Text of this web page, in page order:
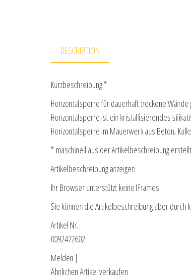
DESCRIPTION
Kurzbeschreibung *
Horizontalsperre für dauerhaft trockene
Horizontalsperre ist ein kristallisierendes
Horizontalsperre im Mauerwerk aus Beton,
* maschinell aus der Artikelbeschreibung erstellt
Artikelbeschreibung anzeigen
Ihr Browser unterstützt keine IFrames.
Sie können die Artikelbeschreibung aber durch
Artikel Nr.:
0092472602
Melden |
Ähnlichen Artikel verkaufen